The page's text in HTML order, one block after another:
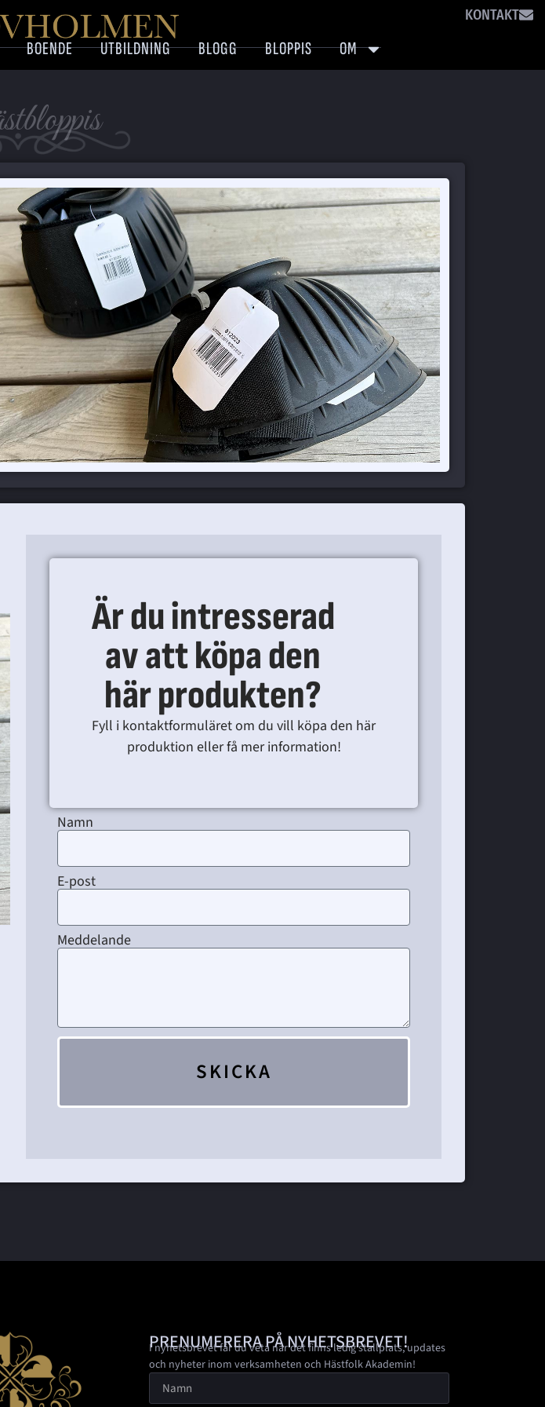
KONTAKT
BOENDE UTBILDNING BLOGG BLOPPIS OM
Är du intresserad
av att köpa den
här produkten?
Fyll i kontaktformuläret om du vill köpa den här
produktion eller få mer information!
Namn
E-post
Meddelande
SKICKA
PRENUMERERA PÅ NYHETSBREVET!
I nyhetsbrevet får du veta när det finns ledig stallplats, updates
och nyheter inom verksamheten och Hästfolk Akademin!